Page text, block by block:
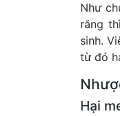
Như
răng
sinh.
từ đó
Hại